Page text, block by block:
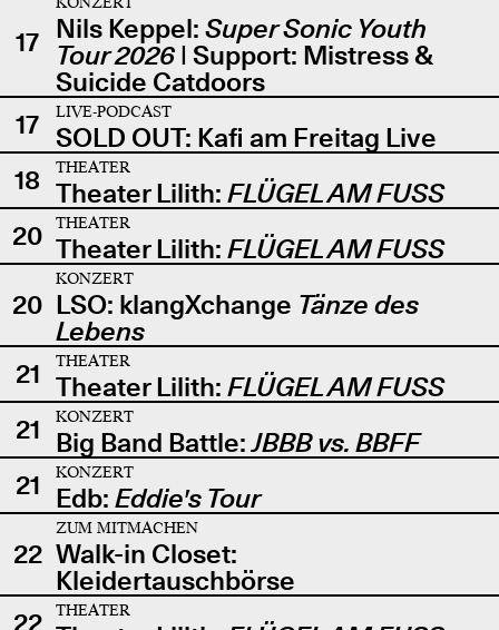
17 Nils Keppel: Super Sonic Youth
Tour 2026| Support: Mistress &
Suicide Catdoors
17
LIVE-PODCAST
SOLD OUT: Kafi am Freitag Live
18
THEATER
Theater Lilith: FLÜGEL AM FUSS
20
THEATER
Theater Lilith: FLÜGEL AM FUSS
20
KONZERT
LSO: klangXchange Tänze des
Lebens
21
THEATER
Theater Lilith: FLÜGEL AM FUSS
21
KONZERT
Big Band Battle:JBBB vs. BBFF
21
KONZERT
Edb: Eddie's Tour
22
ZUM MITMACHEN
Walk-in Closet:
Kleidertauschbörse
22
THEATER